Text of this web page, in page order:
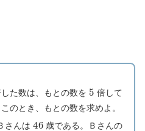
た数は、もとの数を 5 倍して
のとき、もとの数を求めよ。
さんは 46 歳である。Ｂさんの